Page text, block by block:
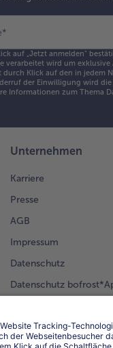
*
auf „Jetzt anmelden"
verarbeitet wird um
durch Klick auf den in jedem
der Einwilligung wird
Informationen zum Thema
Unternehmen
Karriere
Presse
AGB
Impressum
Datenschutz
Datenschutz